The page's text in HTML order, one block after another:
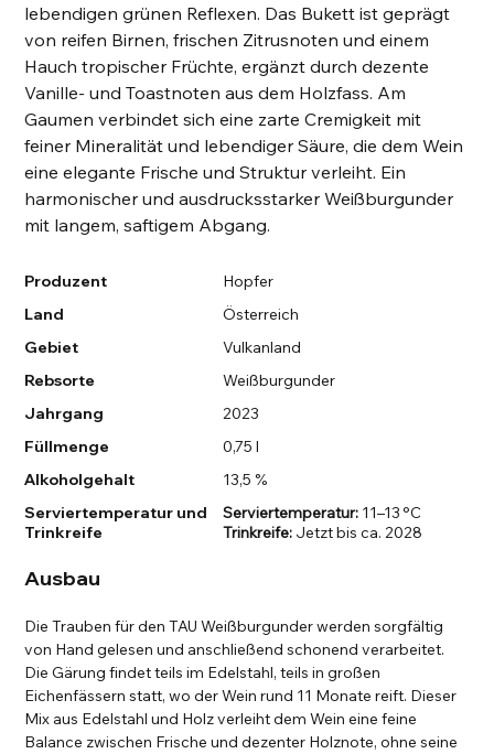
lebendigen grünen Reflexen. Das Bukett ist geprägt
von reifen Birnen, frischen Zitrusnoten und einem
Hauch tropischer Früchte, ergänzt durch dezente
Vanille- und Toastnoten aus dem Holzfass. Am
Gaumen verbindet sich eine zarte Cremigkeit mit
feiner Mineralität und lebendiger Säure, die dem Wein
eine elegante Frische und Struktur verleiht. Ein
harmonischer und ausdrucksstarker Weißburgunder
mit langem, saftigem Abgang.
Produzent
Hopfer
Land
Österreich
Gebiet
Vulkanland
Rebsorte
Weißburgunder
Jahrgang
2023
Füllmenge
0,75 l
Alkoholgehalt
13,5 %
Serviertemperatur und
Trinkreife
Serviertemperatur:11–13 °C
Trinkreife:Jetzt bis ca. 2028
Ausbau
Die Trauben für den TAU Weißburgunder werden sorgfältig
von Hand gelesen und anschließend schonend verarbeitet.
Die Gärung findet teils im Edelstahl, teils in großen
Eichenfässern statt, wo der Wein rund 11 Monate reift. Dieser
Mix aus Edelstahl und Holz verleiht dem Wein eine feine
Balance zwischen Frische und dezenter Holznote, ohne seine